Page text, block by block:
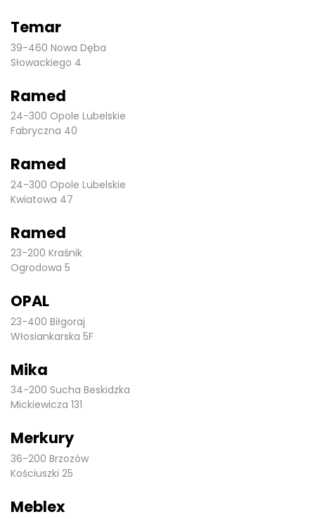
Temar
39-460 Nowa Dęba
Słowackiego 4
Ramed
24-300 Opole Lubelskie
Fabryczna 40
Ramed
24-300 Opole Lubelskie
Kwiatowa 47
Ramed
23-200 Kraśnik
Ogrodowa 5
OPAL
23-400 Biłgoraj
Włosiankarska 5F
Mika
34-200 Sucha Beskidzka
Mickiewicza 131
Merkury
36-200 Brzozów
Kościuszki 25
Meblex